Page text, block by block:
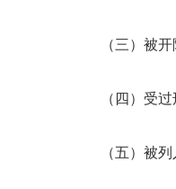
（三）被
（四）受
（五）被